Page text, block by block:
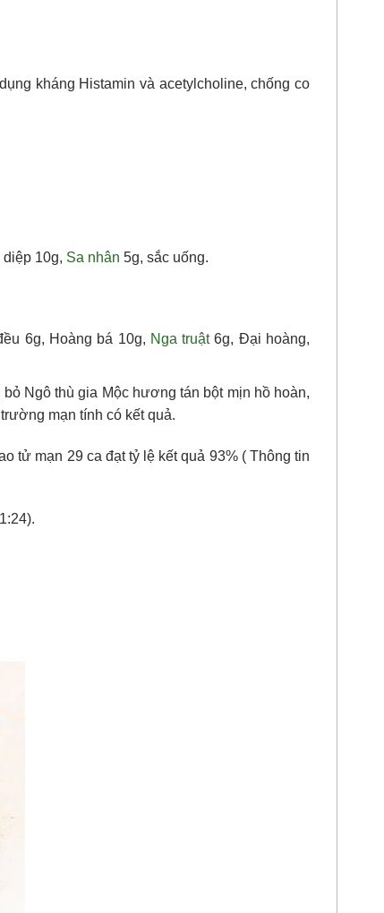
kháng Histamin và acetylcholine, chống co
10g, Sa nhân 5g, sắc uống.
6g, Hoàng bá 10g, Nga truật6g, Đại hoàng,
Ngô thù gia Mộc hương tán bột mịn hồ hoàn,
mạn tính có kết quả.
tử mạn 29 ca đạt tỷ lệ kết quả 93% ( Thông tin